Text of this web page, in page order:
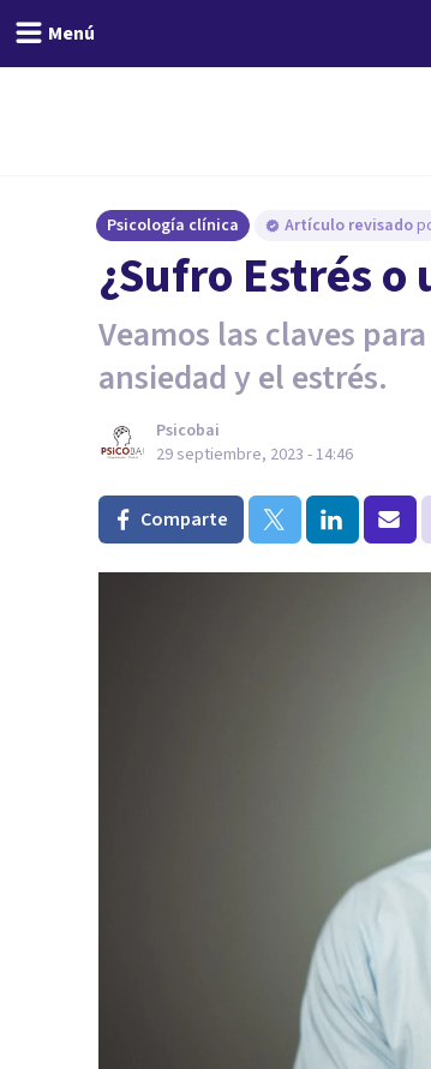
Menú
Psicología clínica Artículo revisado
¿Sufro Estrés
Veamos las claves
ansiedad y el estrés.
Psicobai
29 septiembre, 2023 - 14:46
Comparte